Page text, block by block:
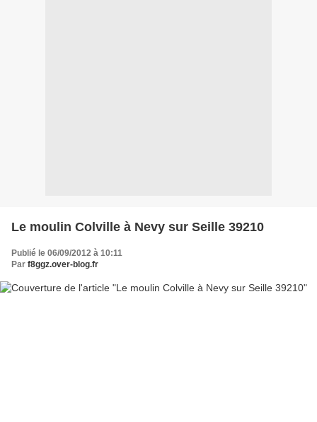
Le moulin Colville à Nevy sur Seille 39210
Publié le 06/09/2012 à 10:11
Par f8ggz.over-blog.fr